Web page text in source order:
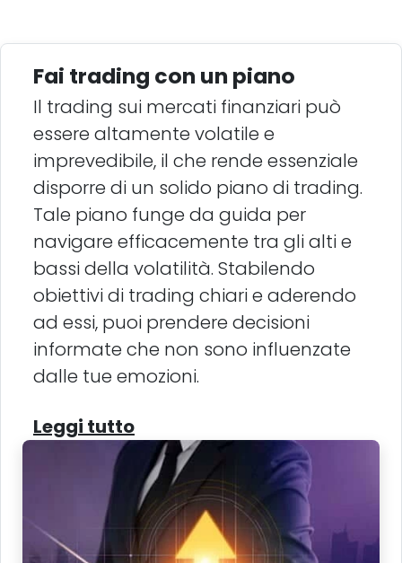
Fai trading con un piano
Il trading sui mercati finanziari può
essere altamente volatile e
imprevedibile, il che rende essenziale
disporre di un solido piano di trading.
Tale piano funge da guida per
navigare efficacemente tra gli alti e
bassi della volatilità. Stabilendo
obiettivi di trading chiari e aderendo
ad essi, puoi prendere decisioni
informate che non sono influenzate
dalle tue emozioni.
Leggi tutto